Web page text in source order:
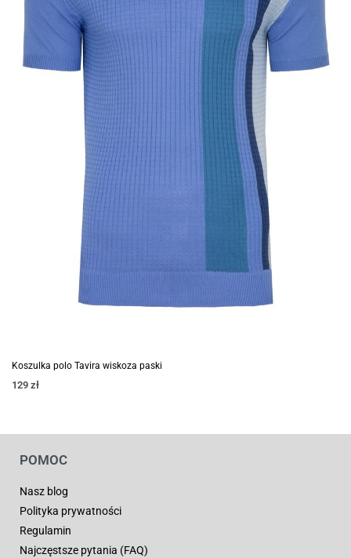
Koszulka polo Tavira wiskoza paski
129 zł
POMOC
Nasz blog
Polityka prywatności
Regulamin
Najczęstsze pytania (FAQ)